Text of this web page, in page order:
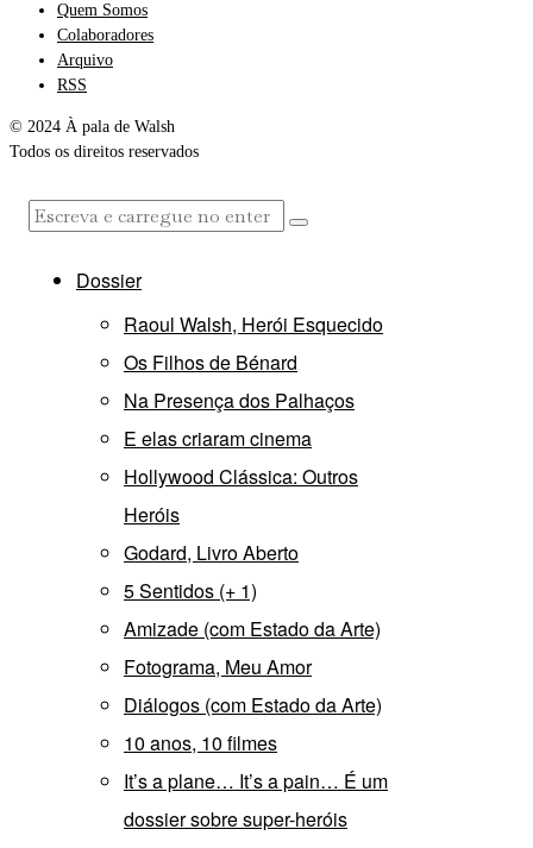
Quem Somos
Colaboradores
Arquivo
RSS
© 2024 À pala de Walsh
Todos os direitos reservados
Dossier
Raoul Walsh, Herói Esquecido
Os Filhos de Bénard
Na Presença dos Palhaços
E elas criaram cinema
Hollywood Clássica: Outros
Heróis
Godard, Livro Aberto
5 Sentidos (+ 1)
Amizade (com Estado da Arte)
Fotograma, Meu Amor
Diálogos (com Estado da Arte)
10 anos, 10 filmes
It’s a plane… It’s a pain… É um
dossier sobre super-heróis